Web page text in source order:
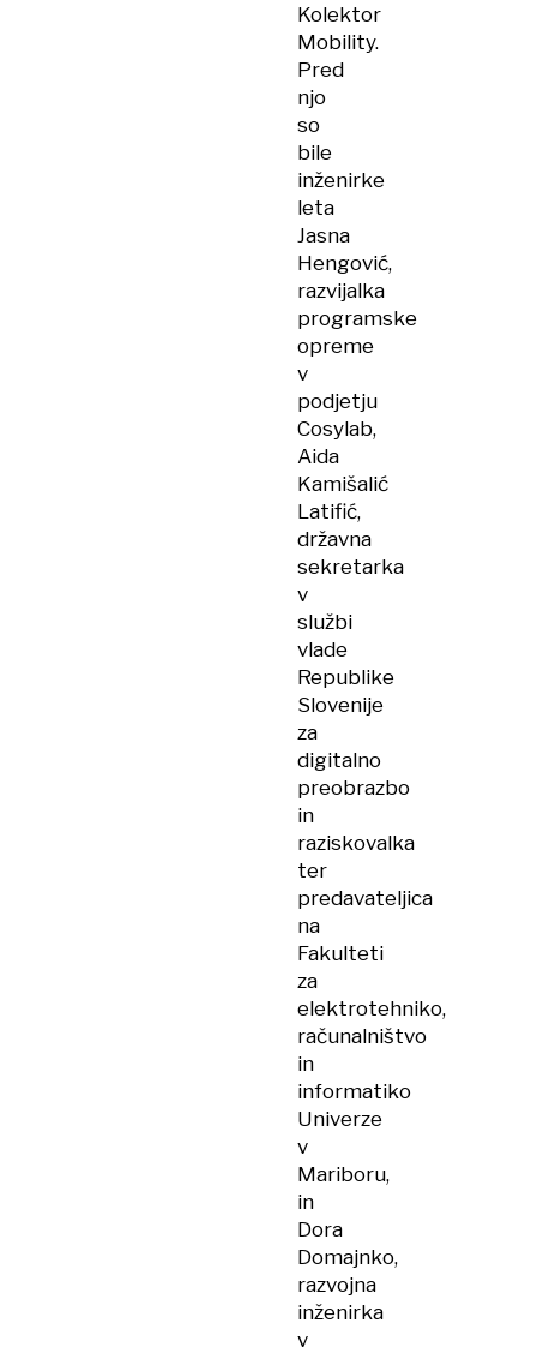
Kolektor
Mobility.
Pred
njo
so
bile
inženirke
leta
Jasna
Hengović,
razvijalka
programske
opreme
v
podjetju
Cosylab,
Aida
Kamišalić
Latifić,
državna
sekretarka
v
službi
vlade
Republike
Slovenije
za
digitalno
preobrazbo
in
raziskovalka
ter
predavateljica
na
Fakulteti
za
elektrotehniko,
računalništvo
in
informatiko
Univerze
v
Mariboru,
in
Dora
Domajnko,
razvojna
inženirka
v